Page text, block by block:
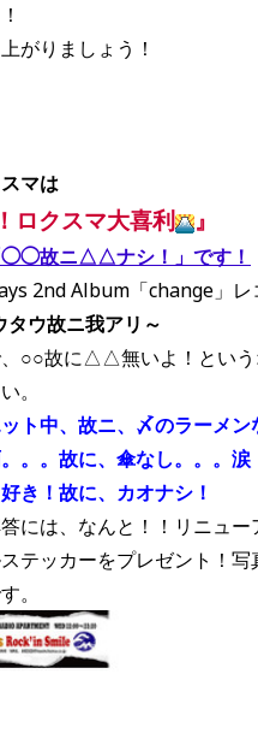
がりましょう！
マは
ロクスマ大喜利 』
◯◯故ニ△△ナシ！」です！
2nd Album「change」レ
タウ故ニ我アリ～
○○故に△△無いよ！という
。
ト中、故ニ、〆のラーメン
。。故に、傘なし。。。涙
き！故に、カオナシ！
には、なんと！！リニュ
テッカーをプレゼント！写
。